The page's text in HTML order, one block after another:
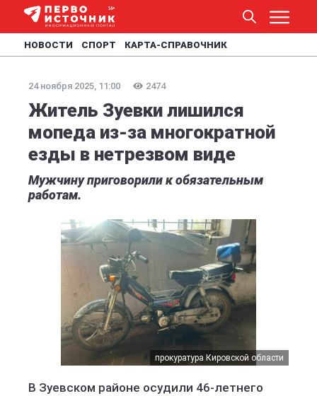
НОВОСТИ СПОРТ КАРТА-СПРАВОЧНИК
24 ноября 2025, 11:00 2474
Житель Зуевки лишился
мопеда из-за многократной
езды в нетрезвом виде
Мужчину приговорили к обязательным
работам.
прокуратура Кировской области
В Зуевском районе осудили 46-летнего